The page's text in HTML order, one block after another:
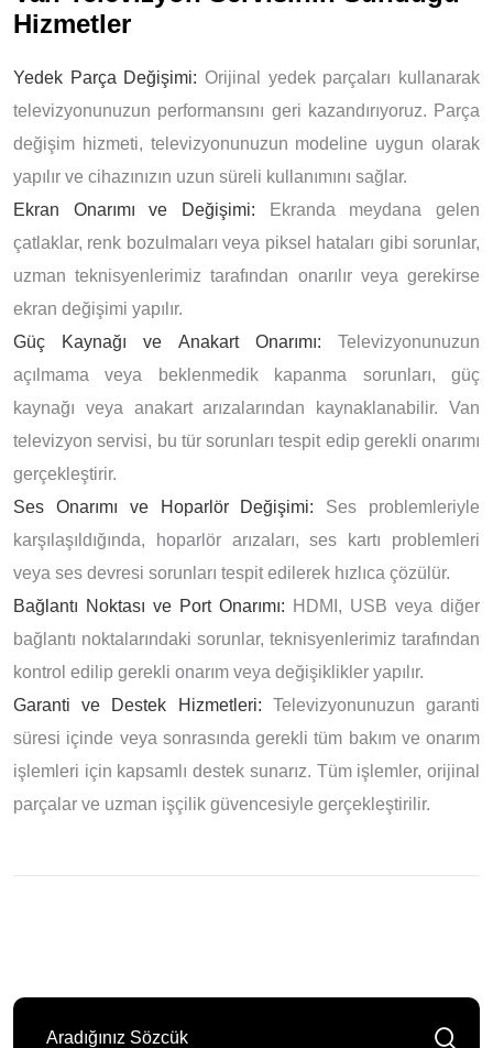
Hizmetler
Yedek Parça Değişimi: Orijinal yedek parçaları kullanarak
televizyonunuzun performansını geri kazandırıyoruz. Parça
değişim hizmeti, televizyonunuzun modeline uygun olarak
yapılır ve cihazınızın uzun süreli kullanımını sağlar.
Ekran Onarımı ve Değişimi: Ekranda meydana gelen
çatlaklar, renk bozulmaları veya piksel hataları gibi sorunlar,
uzman teknisyenlerimiz tarafından onarılır veya gerekirse
ekran değişimi yapılır.
Güç Kaynağı ve Anakart Onarımı: Televizyonunuzun
açılmama veya beklenmedik kapanma sorunları, güç
kaynağı veya anakart arızalarından kaynaklanabilir. Van
televizyon servisi, bu tür sorunları tespit edip gerekli onarımı
gerçekleştirir.
Ses Onarımı ve Hoparlör Değişimi: Ses problemleriyle
karşılaşıldığında, hoparlör arızaları, ses kartı problemleri
veya ses devresi sorunları tespit edilerek hızlıca çözülür.
Bağlantı Noktası ve Port Onarımı: HDMI, USB veya diğer
bağlantı noktalarındaki sorunlar, teknisyenlerimiz tarafından
kontrol edilip gerekli onarım veya değişiklikler yapılır.
Garanti ve Destek Hizmetleri: Televizyonunuzun garanti
süresi içinde veya sonrasında gerekli tüm bakım ve onarım
işlemleri için kapsamlı destek sunarız. Tüm işlemler, orijinal
parçalar ve uzman işçilik güvencesiyle gerçekleştirilir.